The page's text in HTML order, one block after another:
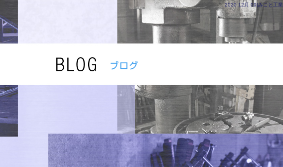
2020 12月 09|みこと工業